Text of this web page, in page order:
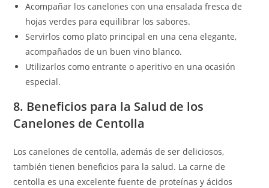
Acompañar los canelones con una ensalada fresca de
hojas verdes para equilibrar los sabores.
Servirlos como plato principal en una cena elegante,
acompañados de un buen vino blanco.
Utilizarlos como entrante o aperitivo en una ocasión
especial.
8. Beneficios para la Salud de los
Canelones de Centolla
Los canelones de centolla, además de ser deliciosos,
también tienen beneficios para la salud. La carne de
centolla es una excelente fuente de proteínas y ácidos